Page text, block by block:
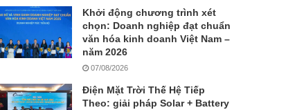
Khởi động chương trình xét
chọn: Doanh nghiệp đạt chuẩn
văn hóa kinh doanh Việt Nam –
năm 2026
07/08/2026
Điện Mặt Trời Thế Hệ Tiếp
Theo: giải pháp Solar + Battery